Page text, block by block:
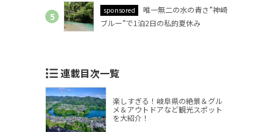
sponsored
唯一無二の水の青さ”神崎
ブルー”で1泊2日の私的夏休み
連載目次一覧
楽しすぎる！岐阜県の絶景＆グル
メ＆アウトドアなど観光スポット
を大紹介！